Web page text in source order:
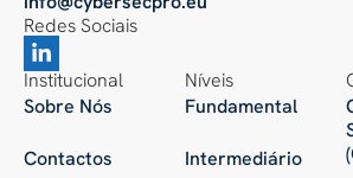
Redes Sociais
Institucional
Sobre Nós
Contactos
Níveis
Fundamental
Intermediário